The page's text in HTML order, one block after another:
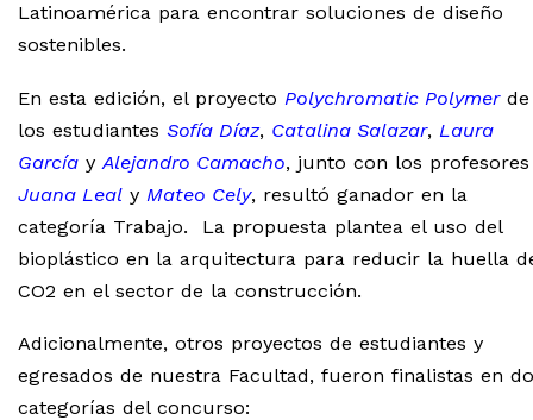
Latinoamérica para encontrar soluciones de diseño
sostenibles.
En esta edición, el proyecto Polychromatic Polymerde
los estudiantes Sofía Díaz, Catalina Salazar, Laura
García y Alejandro Camacho, junto con los profesores
Juana Leal y Mateo Cely, resultó ganador en la
categoría Trabajo. La propuesta plantea el uso del
bioplástico en la arquitectura para reducir la huella
CO2 en el sector de la construcción.
Adicionalmente, otros proyectos de estudiantes y
egresados de nuestra Facultad, fueron finalistas en
categorías del concurso: